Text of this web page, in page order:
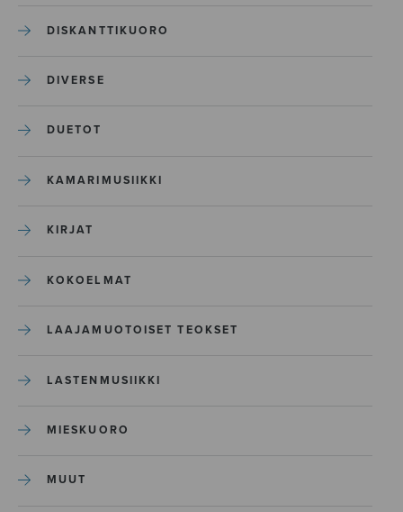
DISKANTTIKUORO
DIVERSE
DUETOT
KAMARIMUSIIKKI
KIRJAT
KOKOELMAT
LAAJAMUOTOISET TEOKSET
LASTENMUSIIKKI
MIESKUORO
MUUT